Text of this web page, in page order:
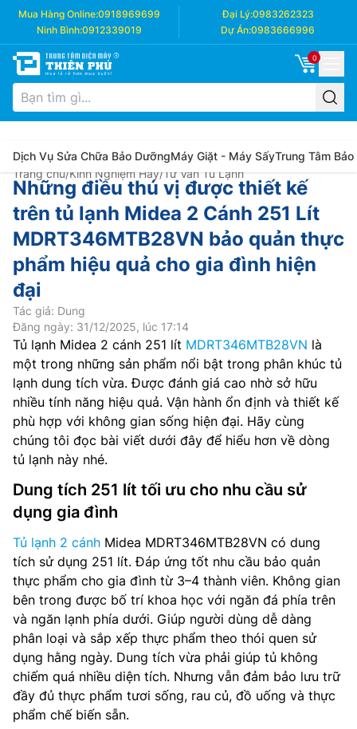
Mua Hàng Online:0918969699 Đại Lý:0983262323
Ninh Bình:0912339019 Dự Án:0983666996
0
Dịch Vụ Sửa Chữa Bảo DưỡngMáy Giặt - Máy SấyTrung Tâm Bảo
Trang chủ/Kinh Nghiệm Hay/Tư Vấn Tủ Lạnh
Những điều thú vị được thiết kế
trên tủ lạnh Midea 2 Cánh 251 Lít
MDRT346MTB28VN bảo quản thực
phẩm hiệu quả cho gia đình hiện
đại
Tác giả: Dung
Đăng ngày: 31/12/2025, lúc 17:14
Tủ lạnh Midea 2 cánh 251 lít MDRT346MTB28VN là
một trong những sản phẩm nổi bật trong phân khúc tủ
lạnh dung tích vừa. Được đánh giá cao nhờ sở hữu
nhiều tính năng hiệu quả. Vận hành ổn định và thiết kế
phù hợp với không gian sống hiện đại. Hãy cùng
chúng tôi đọc bài viết dưới đây để hiểu hơn về dòng
tủ lạnh này nhé.
Dung tích 251 lít tối ưu cho nhu cầu sử
dụng gia đình
Tủ lạnh 2 cánh Midea MDRT346MTB28VN có dung
tích sử dụng 251 lít. Đáp ứng tốt nhu cầu bảo quản
thực phẩm cho gia đình từ 3–4 thành viên. Không gian
bên trong được bố trí khoa học với ngăn đá phía trên
và ngăn lạnh phía dưới. Giúp người dùng dễ dàng
phân loại và sắp xếp thực phẩm theo thói quen sử
dụng hằng ngày. Dung tích vừa phải giúp tủ không
chiếm quá nhiều diện tích. Nhưng vẫn đảm bảo lưu trữ
đầy đủ thực phẩm tươi sống, rau củ, đồ uống và thực
phẩm chế biến sẵn.